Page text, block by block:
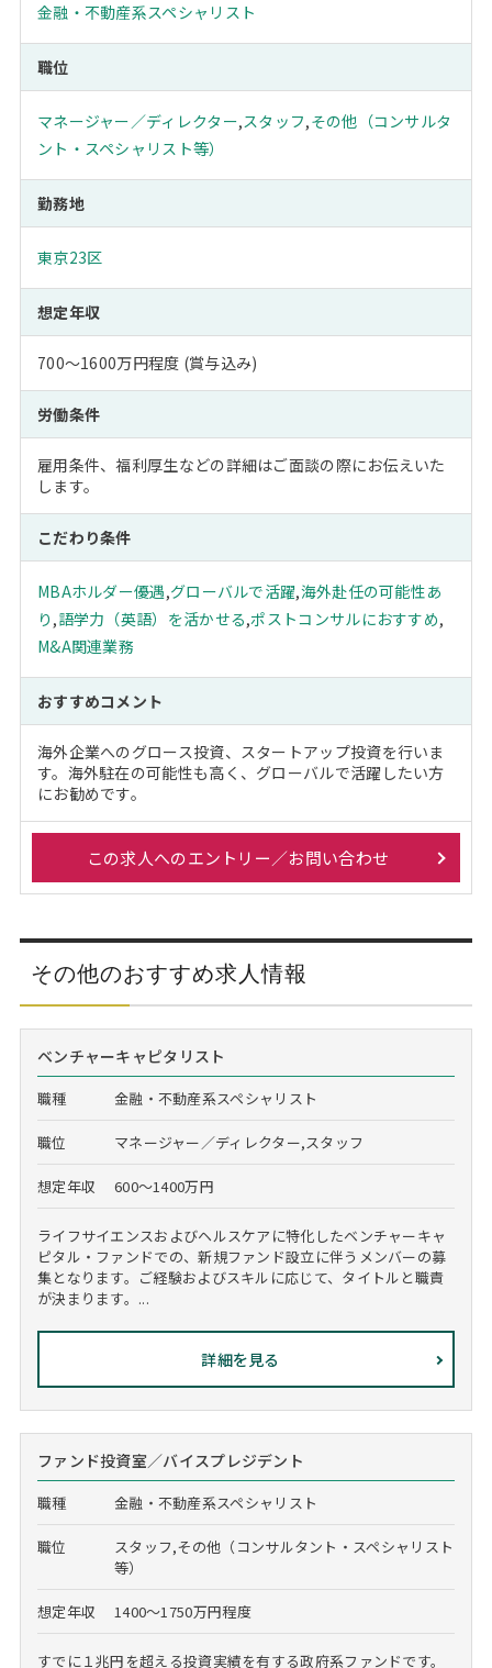
金融・不動産系スペシャリスト
職位
マネージャー／ディレクター,スタッフ,その他（コンサルタ
ント・スペシャリスト等）
勤務地
東京23区
想定年収
700～1600万円程度 (賞与込み)
労働条件
雇用条件、福利厚生などの詳細はご面談の際にお伝えいた
します。
こだわり条件
MBAホルダー優遇,グローバルで活躍,海外赴任の可能性あ
り ,語学力（英語）を活かせる,ポストコンサルにおすすめ,
M&A関連業務
おすすめコメント
海外企業へのグロース投資、スタートアップ投資を行いま
す。海外駐在の可能性も高く、グローバルで活躍したい方
にお勧めです。
この求人へのエントリー／お問い合わせ
その他のおすすめ求人情報
ベンチャーキャピタリスト
職種 金融・不動産系スペシャリスト
職位 マネージャー／ディレクター,スタッフ
想定年収 600～1400万円
ライフサイエンスおよびヘルスケアに特化したベンチャーキャ
ピタル・ファンドでの、新規ファンド設立に伴うメンバーの募
集となります。ご経験およびスキルに応じて、タイトルと職責
が決まります。...
詳細を見る
ファンド投資室／バイスプレジデント
職種 金融・不動産系スペシャリスト
職位
スタッフ,その他（コンサルタント・スペシャリスト
等）
想定年収 1400～1750万円程度
すでに１兆円を超える投資実績を有する政府系ファンドです。